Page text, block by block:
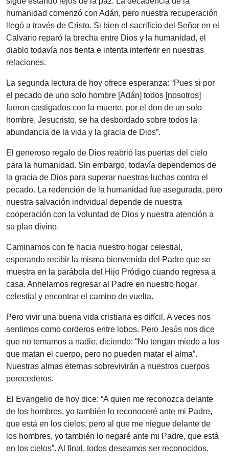
humanidad comenzó con Adán, pero nuestra recuperación
llegó a través de Cristo. Si bien el sacrificio del Señor en el
Calvario reparó la brecha entre Dios y la humanidad, el
diablo todavía nos tienta e intenta interferir en nuestras
relaciones.
La segunda lectura de hoy ofrece esperanza: “Pues si por
el pecado de uno solo hombre [Adán] todos [nosotros]
fueron castigados con la muerte, por el don de un solo
hombre, Jesucristo, se ha desbordado sobre todos la
abundancia de la vida y la gracia de Dios”.
El generoso regalo de Dios reabrió las puertas del cielo
para la humanidad. Sin embargo, todavía dependemos de
la gracia de Dios para superar nuestras luchas contra el
pecado. La redención de la humanidad fue asegurada, pero
nuestra salvación individual depende de nuestra
cooperación con la voluntad de Dios y nuestra atención a
su plan divino.
Caminamos con fe hacia nuestro hogar celestial,
esperando recibir la misma bienvenida del Padre que se
muestra en la parábola del Hijo Pródigo cuando regresa a
casa. Anhelamos regresar al Padre en nuestro hogar
celestial y encontrar el camino de vuelta.
Pero vivir una buena vida cristiana es difícil. A veces nos
sentimos como corderos entre lobos. Pero Jesús nos dice
que no temamos a nadie, diciendo: “No tengan miedo a los
que matan el cuerpo, pero no pueden matar el alma”.
Nuestras almas eternas sobrevivirán a nuestros cuerpos
perecederos.
El Evangelio de hoy dice: “A quien me reconozca delante
de los hombres, yo también lo reconoceré ante mi Padre,
que está en los cielos; pero al que me niegue delante de
los hombres, yo también lo negaré ante mi Padre, que está
en los cielos”. Al final, todos deseamos ser reconocidos.